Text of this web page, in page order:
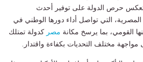
تعكس حرص الدولة على توفير أحدث
المصرية، التي تواصل أداء دورها الوطني في
القومي، بما يرسخ مكانة مصر كدولة تمتلك
مختلف التحديات بكفاءة واقتدار.